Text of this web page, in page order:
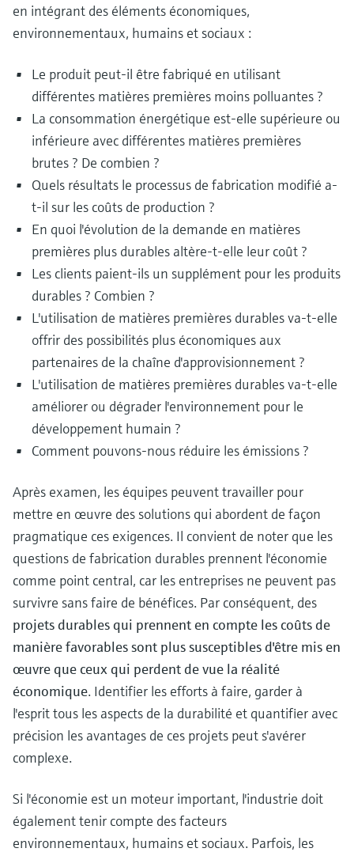
en intégrant des éléments économiques,
environnementaux, humains et sociaux :
Le produit peut-il être fabriqué en utilisant
différentes matières premières moins polluantes ?
La consommation énergétique est-elle supérieure ou
inférieure avec différentes matières premières
brutes ? De combien ?
Quels résultats le processus de fabrication modifié a-
t-il sur les coûts de production ?
En quoi l'évolution de la demande en matières
premières plus durables altère-t-elle leur coût ?
Les clients paient-ils un supplément pour les produits
durables ? Combien ?
L'utilisation de matières premières durables va-t-elle
offrir des possibilités plus économiques aux
partenaires de la chaîne d'approvisionnement ?
L'utilisation de matières premières durables va-t-elle
améliorer ou dégrader l'environnement pour le
développement humain ?
Comment pouvons-nous réduire les émissions ?
Après examen, les équipes peuvent travailler pour
mettre en œuvre des solutions qui abordent de façon
pragmatique ces exigences. Il convient de noter que les
questions de fabrication durables prennent l'économie
comme point central, car les entreprises ne peuvent pas
survivre sans faire de bénéfices. Par conséquent, des
projets durables qui prennent en compte les coûts de
manière favorables sont plus susceptibles d'être mis en
œuvre que ceux qui perdent de vue la réalité
économique. Identifier les efforts à faire, garder à
l'esprit tous les aspects de la durabilité et quantifier avec
précision les avantages de ces projets peut s'avérer
complexe.
Si l'économie est un moteur important, l'industrie doit
également tenir compte des facteurs
environnementaux, humains et sociaux. Parfois, les